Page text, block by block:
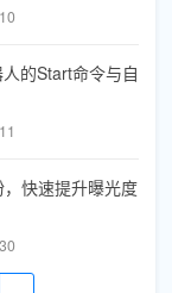
的Start命令与自
快速提升曝光度